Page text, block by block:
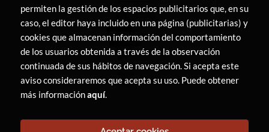
permiten la gestión de los espacios publicitarios que, en su
caso, el editor haya incluido en una página (publicitarias) y
cookies que almacenan información del comportamiento
de los usuarios obtenida a través de la observación
continuada de sus hábitos de navegación. Si acepta este
aviso consideraremos que acepta su uso. Puede obtener
más informaciónaquí.